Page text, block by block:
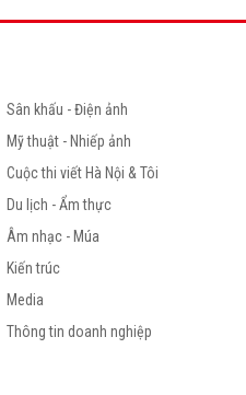
Sân khấu - Điện ảnh
Mỹ thuật - Nhiếp ảnh
Cuộc thi viết Hà Nội & Tôi
Du lịch - Ẩm thực
Âm nhạc - Múa
Kiến trúc
Media
Thông tin doanh nghiệp